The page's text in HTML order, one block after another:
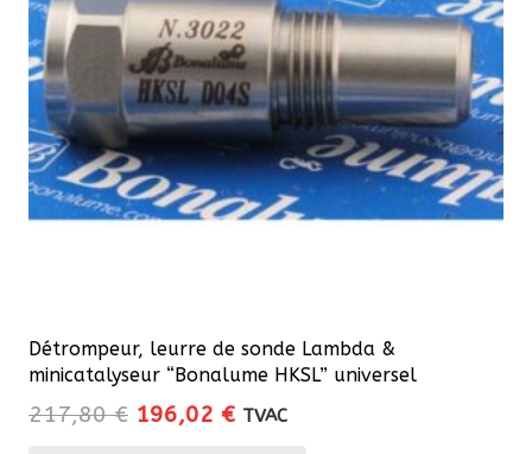
Détrompeur, leurre de sonde Lambda &
minicatalyseur “Bonalume HKSL” universel
217,80€ Le
196,02 €Le
TVAC